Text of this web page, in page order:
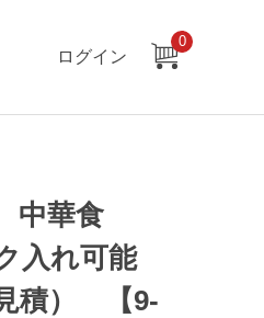
ログイン
0
中華食
入れ可能
積） 【9-